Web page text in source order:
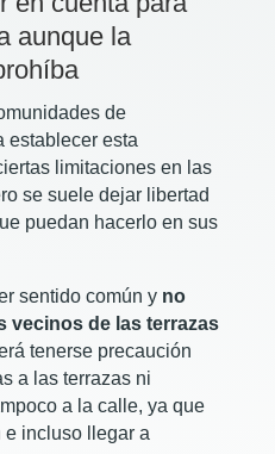
aunque la
de
establecer esta
limitaciones en las
se suele dejar libertad
puedan hacerlo en sus
sentido común y no
vecinos de las terrazas
tenerse precaución
a las terrazas ni
a la calle, ya que
incluso llegar a